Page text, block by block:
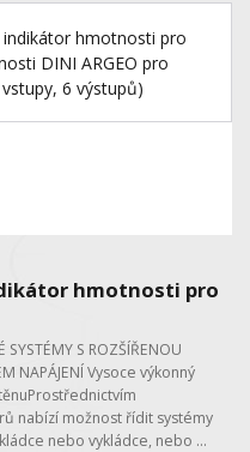
hmotnosti pro
SYSTÉMY S ROZŠÍŘENOU
NAPÁJENÍ Vysoce výkonný
nabízí možnost řídit systémy
nebo vykládce, nebo ...